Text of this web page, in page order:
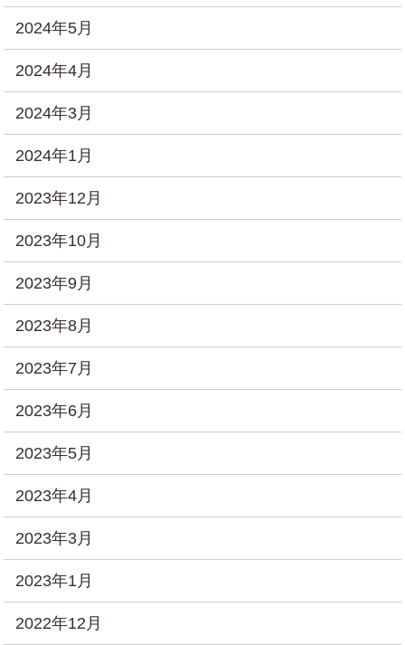
2024年5月
2024年4月
2024年3月
2024年1月
2023年12月
2023年10月
2023年9月
2023年8月
2023年7月
2023年6月
2023年5月
2023年4月
2023年3月
2023年1月
2022年12月